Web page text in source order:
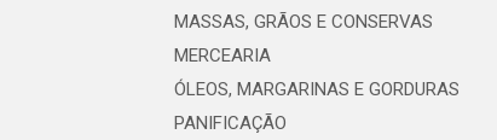
MASSAS, GRÃOS E CONSERVAS
MERCEARIA
ÓLEOS, MARGARINAS E GORDURAS
PANIFICAÇÃO